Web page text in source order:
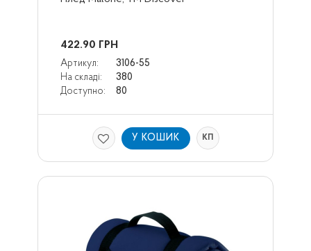
422.90 ГРН
Артикул:
3106-55
На складі:
380
Доступно:
80
У КОШИК КП